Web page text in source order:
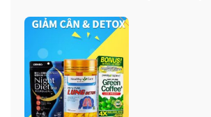
:
Thải độc ganvới 10 ống Arkofluides®
Hépatique.
Trong đó mỗi ống đều có chứa